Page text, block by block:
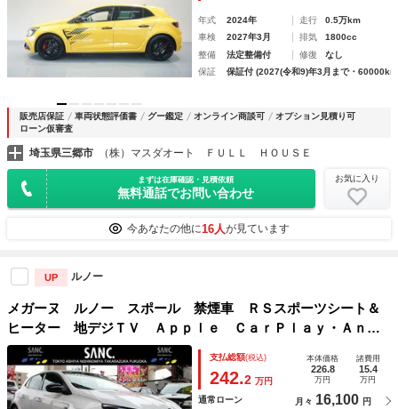
年式 2024年 走行
0.5万km
車検
2027年3月 排気
1800cc
整備
法定整備付 修復
なし
保証
保証付 (2027(令和9)年3月まで・
販売店保証 車両状態評価書 グー鑑定 オンライン商談可
オプション見積り可
ローン仮審査
埼玉県三郷市 （株）マスダオート ＦＵＬＬ ＨＯＵＳＥ
まずは在庫確認・見積依頼
無料通話でお問い合わせ
お気に入り
今あなたの他に16人が見ています
UP ルノー
メガーヌ ルノー スポール 禁煙車 ＲＳスポーツシート＆
ヒーター 地デジＴＶ Ａｐｐｌｅ ＣａｒＰｌａｙ・Ａｎｄ
ｒｏｉｄ Ａｕｔｏ フルＬＥＤヘッドライト ハンズフリー
カードキー １９インチアルミホイール 車線逸脱警報
支払総額(税込)
242.2 万円
本体価格
226.8
万円
諸費用
15.4
万円
通常ローン 月々 16,100 円